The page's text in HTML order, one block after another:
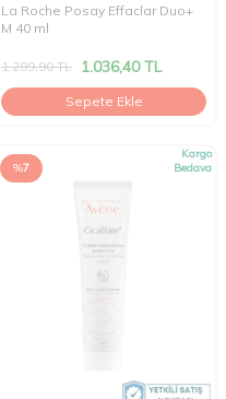
La Roche Posay Effaclar Duo+
M 40 ml
1.299,90TL 1.036,40TL
Sepete Ekle
%7
Kargo
Bedava